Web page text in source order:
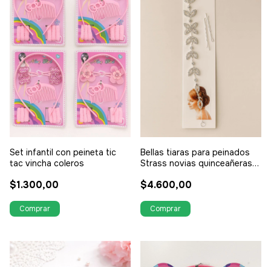
Set infantil con peineta tic
tac vincha coleros
$1.300,00
Bellas tiaras para peinados
Strass novias quinceañeras
$4.600,00